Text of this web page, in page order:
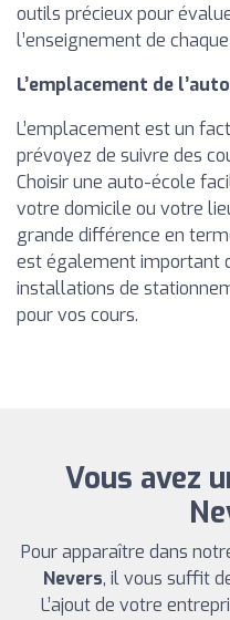
outils précieux pour
l’enseignement de
L’emplacement de
L’emplacement est un
prévoyez de suivre des
Choisir une auto-école
votre domicile ou votre
grande différence en
est également important
installations de
pour vos cours.
Vous avez
Pour apparaître dans
Nevers, il vous suffit
L’ajout de votre